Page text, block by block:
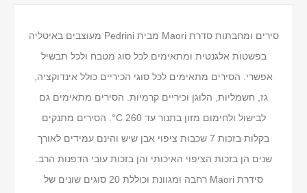
סירים ומחבתות סדרת Maori מבית Pedrini מעוצבים באיטליה
בפשטות אלגנטית ומתאימים לכל סוג מטבח ולכל תבשיל
אפשרי. הסירים מתאימים לכל סוגי הכיריים כולל אינדוקציה,
גז, חשמליות, הלוגן וכיריים קרמיות. הסירים מתאימים גם
לבישול ולחימום מזון בתנור עד 260 C°. הסירים מתנקים
בקלות בזכות 7 שכבות ציפוי אבן שיש והינם עמידים לאורך
שנים הן בזכות הציפוי האיכותי והן בזכות עובי הדפנות הרב.
סידרת Maori רחבה ומגוונת וכוללת 20 סוגים שונים של